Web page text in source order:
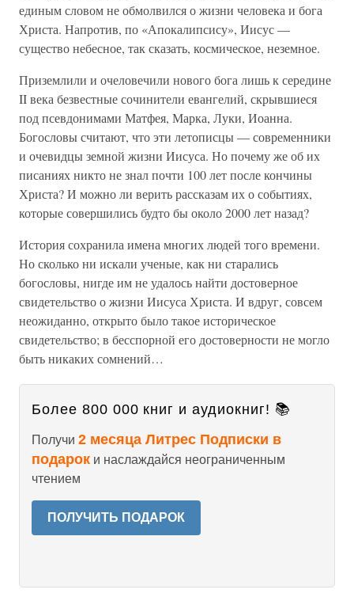
единым словом не обмолвился о жизни человека и бога
Христа. Напротив, по «Апокалипсису», Иисус —
существо небесное, так сказать, космическое, неземное.
Приземлили и очеловечили нового бога лишь к середине
II века безвестные сочинители евангелий, скрывшиеся
под псевдонимами Матфея, Марка, Луки, Иоанна.
Богословы считают, что эти летописцы — современники
и очевидцы земной жизни Иисуса. Но почему же об их
писаниях никто не знал почти 100 лет после кончины
Христа? И можно ли верить рассказам их о событиях,
которые совершились будто бы около 2000 лет назад?
История сохранила имена многих людей того времени.
Но сколько ни искали ученые, как ни старались
богословы, нигде им не удалось найти достоверное
свидетельство о жизни Иисуса Христа. И вдруг, совсем
неожиданно, открыто было такое историческое
свидетельство; в бесспорной его достоверности не могло
быть никаких сомнений…
Более 800 000 книг и аудиокниг! 📚
Получи 2 месяца Литрес Подписки в
подарок и наслаждайся неограниченным
чтением
ПОЛУЧИТЬ ПОДАРОК